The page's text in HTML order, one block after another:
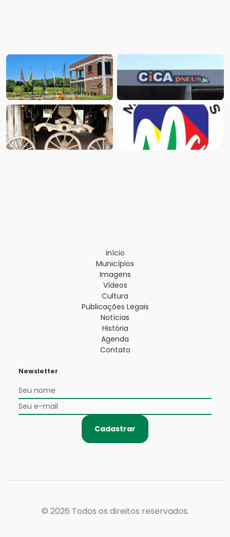
Início
Municípios
Imagens
Vídeos
Cultura
Publicações Legais
Notícias
História
Agenda
Contato
Newsletter
Cadastrar
© 2026 Todos os direitos reservados.